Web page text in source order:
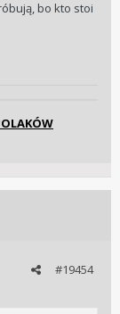
bo kto stoi
#19454